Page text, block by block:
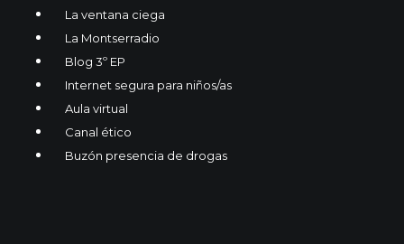
La ventana ciega
La Montserradio
Blog 3º EP
Internet segura para niños/as
Aula virtual
Canal ético
Buzón presencia de drogas